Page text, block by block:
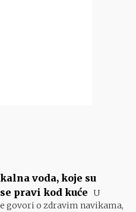
voda, koje su
pravi kod kuće U
govori o zdravim navikama,